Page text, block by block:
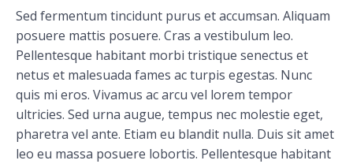
Sed fermentum tincidunt purus et accumsan. Aliquam
posuere mattis posuere. Cras a vestibulum leo.
Pellentesque habitant morbi tristique senectus et
netus et malesuada fames ac turpis egestas. Nunc
quis mi eros. Vivamus ac arcu vel lorem tempor
ultricies. Sed urna augue, tempus nec molestie eget,
pharetra vel ante. Etiam eu blandit nulla. Duis sit amet
leo eu massa posuere lobortis. Pellentesque habitant